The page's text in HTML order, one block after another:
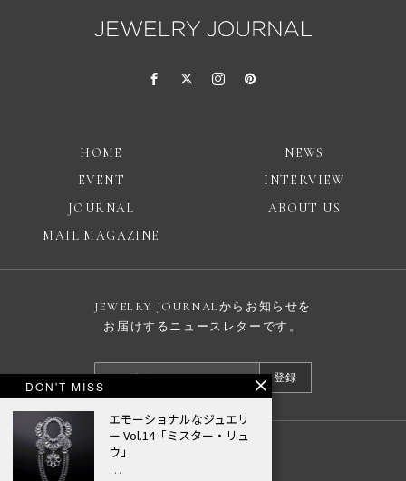
HOME
NEWS
EVENT
INTERVIEW
JOURNAL
ABOUT US
MAIL MAGAZINE
JEWELRY JOURNALからお知らせを
お届けするニュースレターです。
登録
DON'T MISS
エモーショナルなジュエリ
ー Vol.14「ミスター・リュ
ウ」
…